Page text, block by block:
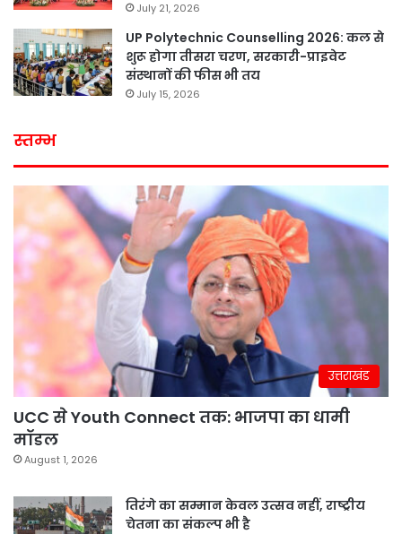
July 21, 2026
UP Polytechnic Counselling 2026: कल से
शुरू होगा तीसरा चरण, सरकारी-प्राइवेट
संस्थानों की फीस भी तय
July 15, 2026
स्तम्भ
उत्तराखंड
UCC से Youth Connect तक: भाजपा का धामी
मॉडल
August 1, 2026
तिरंगे का सम्मान केवल उत्सव नहीं, राष्ट्रीय
चेतना का संकल्प भी है